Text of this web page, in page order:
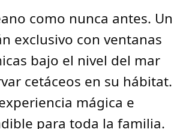
como nunca antes. Un
exclusivo con ventanas
bajo el nivel del mar
cetáceos en su hábitat.
mágica e
para toda la familia.